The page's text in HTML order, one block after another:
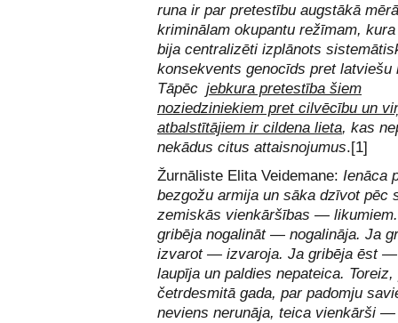
runa ir par pretestību augstākā mērā
kriminālam okupantu režīmam,
bija centralizēti izplānots
konsekvents genocīds pret latviešu
Tāpēc jebkura pretestība šiem
noziedziniekiem pret cilvēcību un
atbalstītājiem ir cildena lieta, kas
nekādus citus attaisnojumus.[1]
Žurnāliste Elita Veidemane: Ienāca
bezgožu armija un sāka dzīvot
zemiskās vienkār­­šības —
gribēja nogalināt — nogalināja. Ja
izvarot — izvaroja. Ja gribēja ēst —
laupīja un paldies nepateica. Toreiz,
četrdes­mitā gada, par padomju
neviens nerunāja, teica vienkārši